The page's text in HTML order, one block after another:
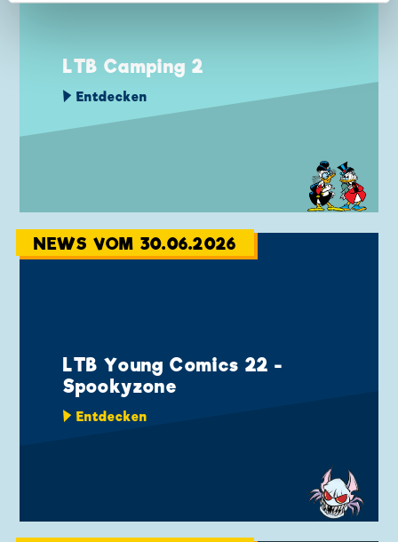
LTB Camping 2
Entdecken
NEWS VOM 30.06.2026
LTB Young Comics 22 -
Spookyzone
Entdecken